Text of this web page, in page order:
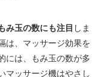
み玉の数にも注目 しま
は、マッサージ効果を
には、もみ玉の数が多
マッサージ機はやさし